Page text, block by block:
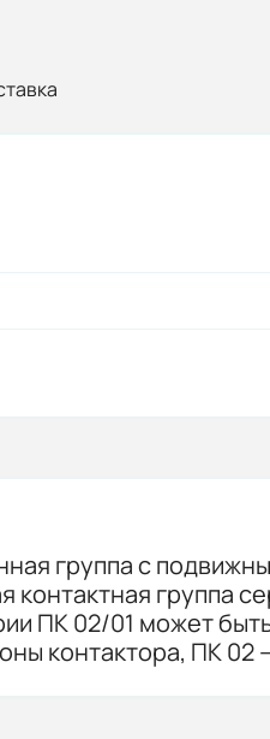
группа с
группа
ПК 02/01 может
контактора, ПК 02